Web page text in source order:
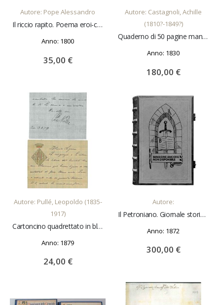
Autore: Pope Alessandro
Il riccio rapito. Poema eroi-comico Traduzione di A. Conti
Anno: 1800
35,00 €
Autore: Castagnoli, Achille
(1810?-1849?)
Quaderno di 50 pagine manoscritte
Anno: 1830
180,00 €
AGGIUNGI AL CARRELLO
Autore: Pullé, Leopoldo (1835-
1917)
Cartoncino quadrettato in blu con mogramma nobiliare in rosso e oro in rilievo datato: "28-4-1879"
Anno: 1879
24,00 €
AGGIUNGI AL CARRELLO
Autore:
Il Petroniano. Giornale storico istruttivo popolare teatrale/Periodico storico istruttivo popolare
Anno: 1872
300,00 €